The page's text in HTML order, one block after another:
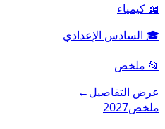
📖 كيمياء
🎓 السادس الإعدادي
📂 ملخص
عرض التفاصيل←
ملخص2027